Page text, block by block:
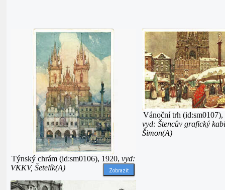
Týnský chrám (id:sm0106), 1920, vyd:
VKKV, Šetelík(A)
Zobrazit
Vánoční trh (id:sm0107),
vyd: Štencův grafický
Šimon(A)